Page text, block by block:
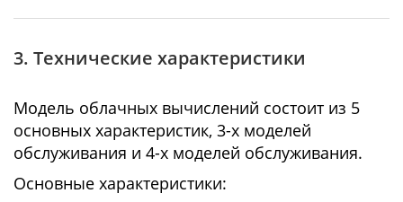
3. Технические характеристики
Модель облачных вычислений состоит из 5
основных характеристик, 3-х моделей
обслуживания и 4-х моделей обслуживания.
Основные характеристики: